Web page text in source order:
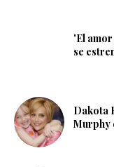
'El
se
Dakota
Murphy